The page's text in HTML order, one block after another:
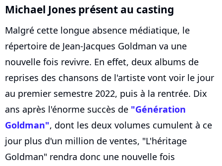
Michael Jones présent au casting
Malgré cette longue absence médiatique, le
répertoire de Jean-Jacques Goldman va une
nouvelle fois revivre. En effet, deux albums de
reprises des chansons de l'artiste vont voir le jour
au premier semestre 2022, puis à la rentrée. Dix
ans après l'énorme succès de "Génération
Goldman", dont les deux volumes cumulent à ce
jour plus d'un million de ventes, "L'héritage
Goldman" rendra donc une nouvelle fois